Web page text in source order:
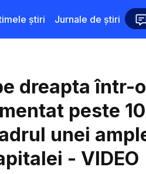
știri Jurnale de știri
dreapta într-
peste
unei
- VIDEO